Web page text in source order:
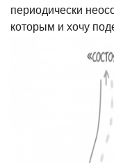
периодически
которым и хочу